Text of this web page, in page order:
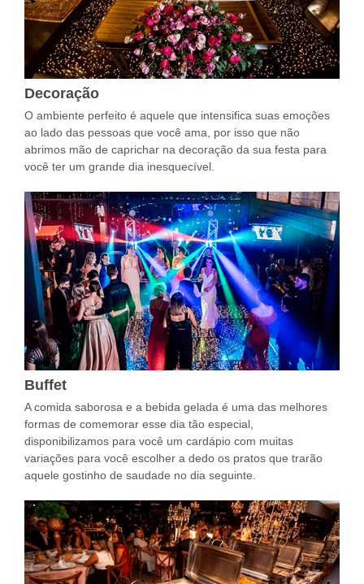
Decoração
O ambiente perfeito é aquele que intensifica suas emoções
ao lado das pessoas que você ama, por isso que não
abrimos mão de caprichar na decoração da sua festa para
você ter um grande dia inesquecível.
Buffet
A comida saborosa e a bebida gelada é uma das melhores
formas de comemorar esse dia tão especial,
disponibilizamos para você um cardápio com muitas
variações para você escolher a dedo os pratos que trarão
aquele gostinho de saudade no dia seguinte.